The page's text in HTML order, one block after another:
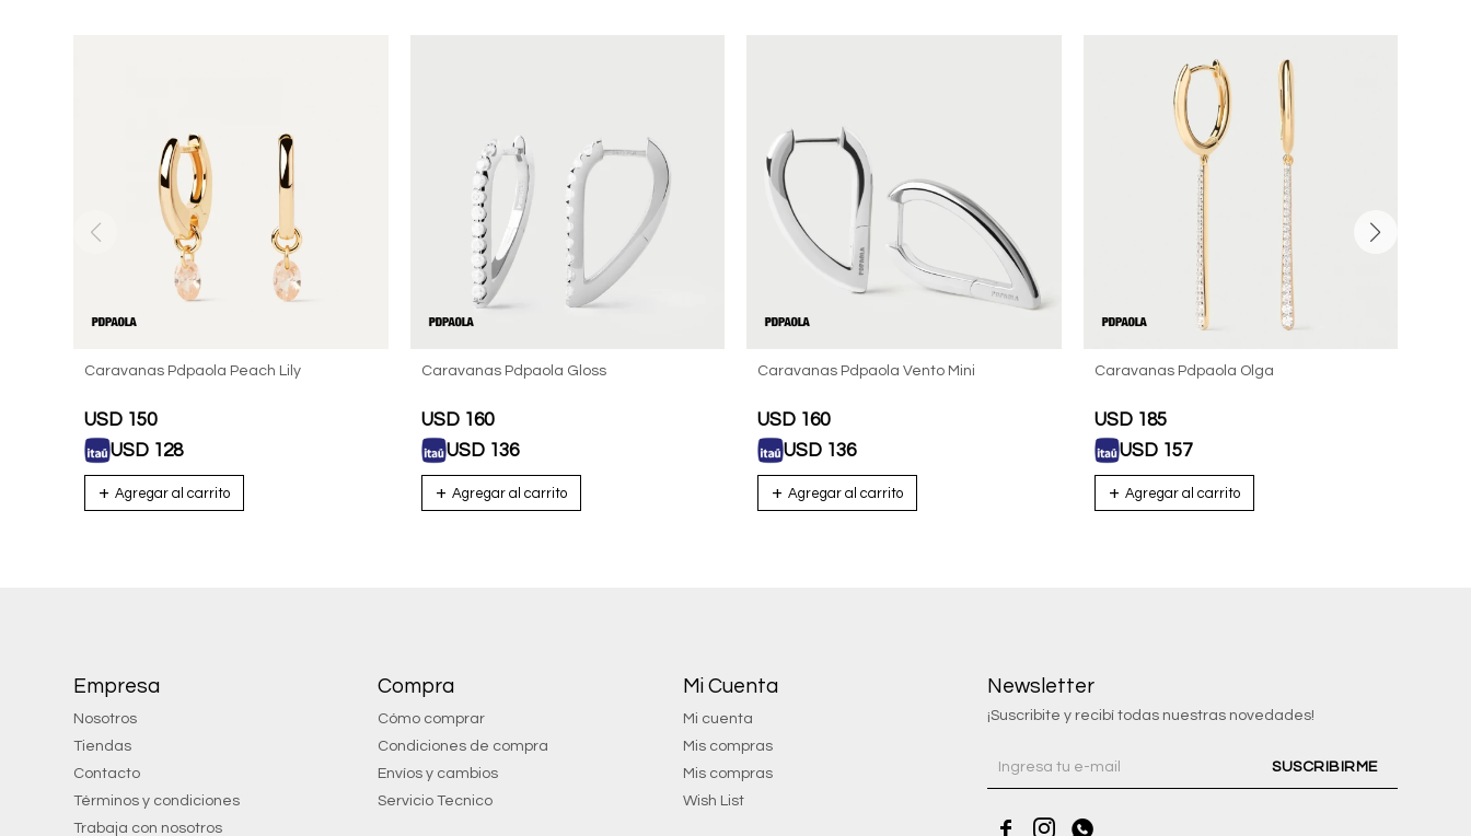
Caravanas Pdpaola Peach Lily
USD 150
USD 128
Caravanas Pdpaola Gloss
USD 160
USD 136
Caravanas Pdpaola Vento Mini
USD 160
USD 136
Caravanas Pdpaola Olga
USD 185
USD 157
Empresa
Nosotros
Tiendas
Contacto
Términos y condiciones
Trabaja con nosotros
Compra
Cómo comprar
Condiciones de compra
Envíos y cambios
Servicio Tecnico
Mi Cuenta
Mi cuenta
Mis compras
Mis compras
Wish List
Newsletter
¡Suscribite y recibí todas nuestras novedades!
SUSCRIBIRME
  